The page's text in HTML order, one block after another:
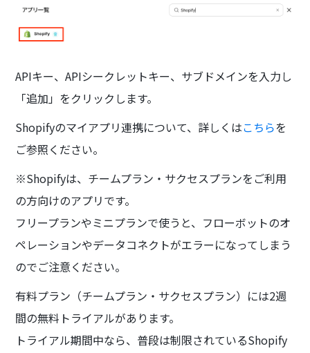
APIキー、APIシークレットキー、サブドメインを入力し
「追加」をクリックします。
Shopifyのマイアプリ連携について、詳しくはこちらを
ご参照ください。
※Shopifyは、チームプラン・サクセスプランをご利用
の方向けのアプリです。
フリープランやミニプランで使うと、フローボットのオ
ペレーションやデータコネクトがエラーになってしまう
のでご注意ください。
有料プラン（チームプラン・サクセスプラン）には2週
間の無料トライアルがあります。
トライアル期間中なら、普段は制限されているShopify